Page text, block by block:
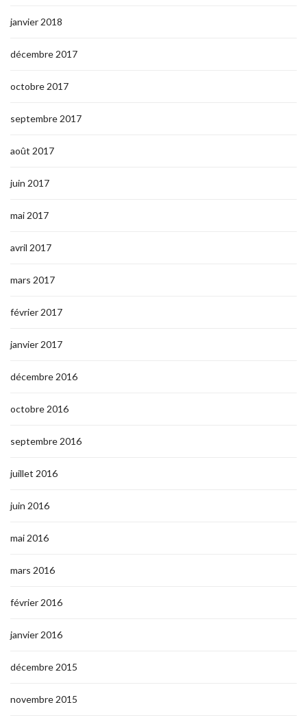
janvier 2018
décembre 2017
octobre 2017
septembre 2017
août 2017
juin 2017
mai 2017
avril 2017
mars 2017
février 2017
janvier 2017
décembre 2016
octobre 2016
septembre 2016
juillet 2016
juin 2016
mai 2016
mars 2016
février 2016
janvier 2016
décembre 2015
novembre 2015